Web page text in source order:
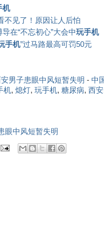
机
不见了！原因让人后怕
在“不忘初心”大会中玩手机
手机”过马路最高可罚50元
男子患眼中风短暂失明 - 中
机, 熄灯, 玩手机, 糖尿病, 西安
眼中风短暂失明